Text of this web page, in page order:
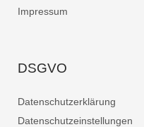
Impressum
DSGVO
Datenschutzerklärung
Datenschutzeinstellungen